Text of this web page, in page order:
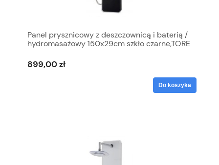
Panel prysznicowy z deszczownicą i baterią /
hydromasażowy 150x29cm szkło czarne,TORE
899,00 zł
Do koszyka